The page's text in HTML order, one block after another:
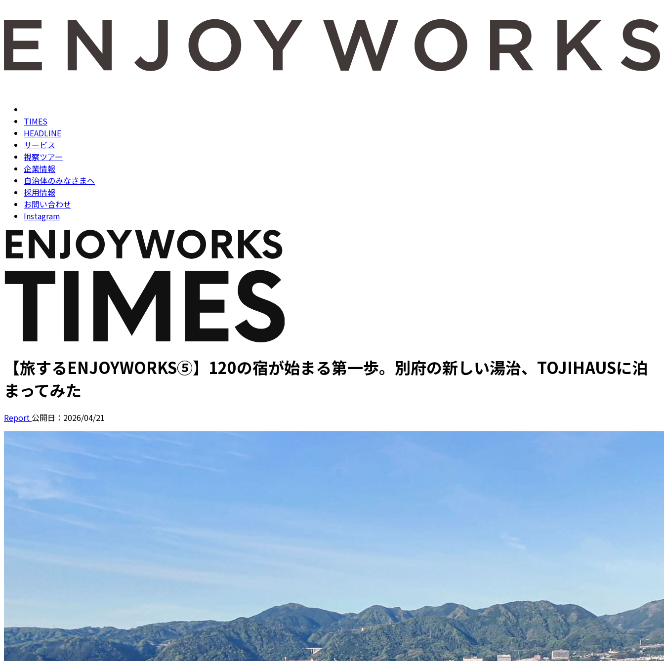
TIMES
HEADLINE
サービス
視察ツアー
企業情報
自治体のみなさまへ
採用情報
お問い合わせ
Instagram
【旅するENJOYWORKS⑤】120の宿が始まる第一歩。別府の新しい湯治、TOJIHAUSに泊
まってみた
Report 公開日：2026/04/21